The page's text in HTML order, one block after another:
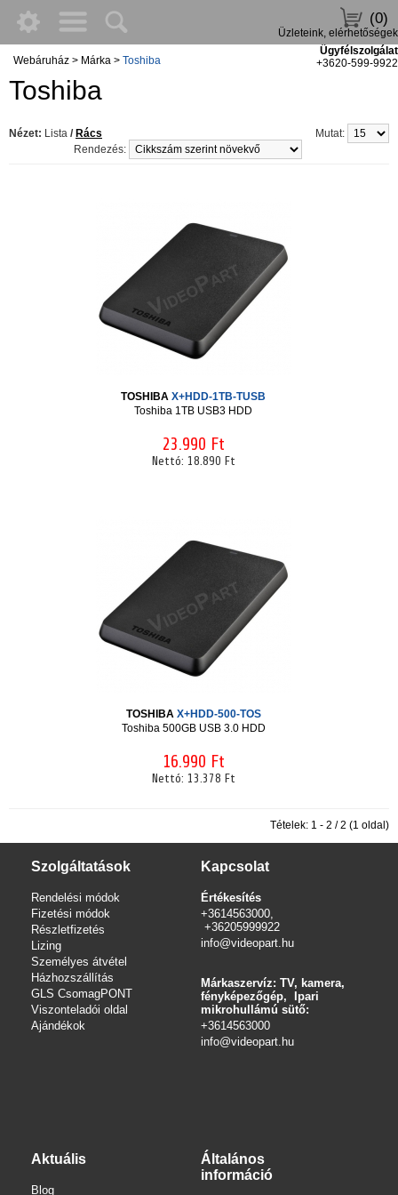
(0)
Üzleteink, elérhetőségek
Ügyfélszolgálat
+3620-599-9922
Webáruház > Márka > Toshiba
Toshiba
Nézet: Lista / Rács
Mutat:
Rendezés:
TOSHIBA X+HDD-1TB-TUSB
Toshiba 1TB USB3 HDD
23.990 Ft
Nettó: 18.890 Ft
TOSHIBA X+HDD-500-TOS
Toshiba 500GB USB 3.0 HDD
16.990 Ft
Nettó: 13.378 Ft
Tételek: 1 - 2 / 2 (1 oldal)
Szolgáltatások
Rendelési módok
Fizetési módok
Részletfizetés
Lizing
Személyes átvétel
Házhozszállítás
GLS CsomagPONT
Viszonteladói oldal
Ajándékok
Kapcsolat
Értékesítés
+3614563000,
+36205999922
info@videopart.hu
Márkaszervíz: TV, kamera,
fényképezőgép, Ipari
mikrohullámú sütő:
+3614563000
info@videopart.hu
Aktuális
Blog
Általános
információ